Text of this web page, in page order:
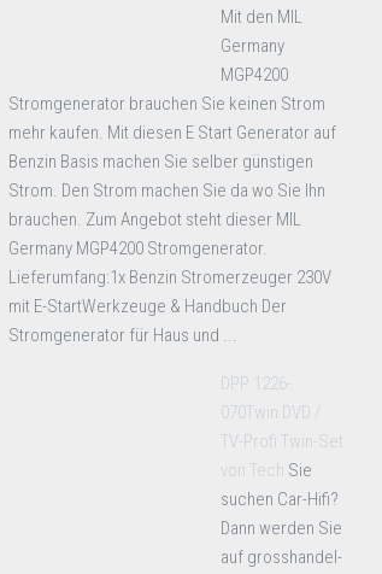
Mit den MIL
Germany
MGP4200
Stromgenerator brauchen Sie keinen Strom
mehr kaufen. Mit diesen E Start Generator auf
Benzin Basis machen Sie selber günstigen
Strom. Den Strom machen Sie da wo Sie Ihn
brauchen. Zum Angebot steht dieser MIL
Germany MGP4200 Stromgenerator.
Lieferumfang:1x Benzin Stromerzeuger 230V
mit E-StartWerkzeuge & Handbuch Der
Stromgenerator für Haus und ...
DPP 1226-
070Twin DVD /
TV-Profi Twin-Set
von Tech Sie
suchen Car-Hifi?
Dann werden Sie
auf grosshandel-